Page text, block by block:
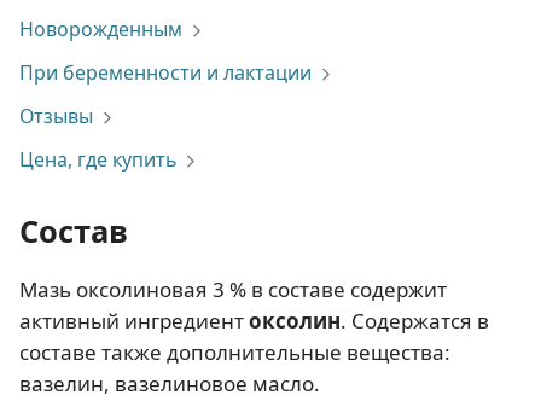
Новорожденным
При беременности и лактации
Отзывы
Цена, где купить
Состав
Мазь оксолиновая 3 % в составе содержит
активный ингредиентоксолин. Содержатся в
составе также дополнительные вещества:
вазелин, вазелиновое масло.